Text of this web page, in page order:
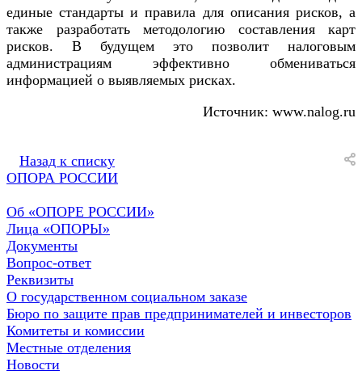
единые стандарты и правила для описания рисков, а
также разработать методологию составления карт
рисков. В будущем это позволит налоговым
администрациям эффективно обмениваться
информацией о выявляемых рисках.
Источник: www.nalog.ru
Назад к списку
ОПОРА РОССИИ
Об «ОПОРЕ РОССИИ»
Лица «ОПОРЫ»
Документы
Вопрос-ответ
Реквизиты
О государственном социальном заказе
Бюро по защите прав предпринимателей и инвесторов
Комитеты и комиссии
Местные отделения
Новости